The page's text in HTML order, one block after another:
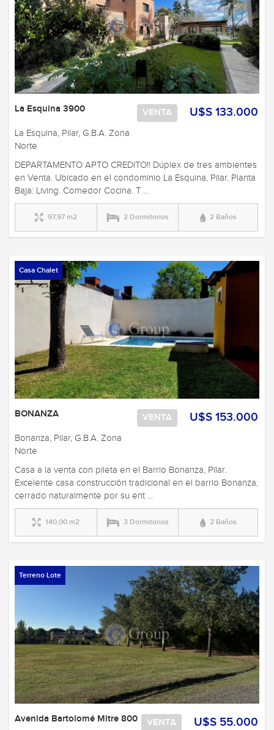
U$S 133.000
VENTA
La Esquina 3900
La Esquina, Pilar, G.B.A. Zona
Norte
DEPARTAMENTO APTO CREDITO!! Dúplex de tres ambientes
en Venta. Ubicado en el condominio La Esquina, Pilar. Planta
Baja: Living. Comedor Cocina. T ...
97,97 m2 2 Dormitorios 2 Baños
Casa Chalet
U$S 153.000
VENTA
BONANZA
Bonanza, Pilar, G.B.A. Zona
Norte
Casa a la venta con pileta en el Barrio Bonanza, Pïlar.
Excelente casa construcción tradicional en el barrio Bonanza,
cerrado naturalmente por su ent ...
140,00 m2 3 Dormitorios 2 Baños
Terreno Lote
U$S 55.000
VENTA
Avenida Bartolomé Mitre 800